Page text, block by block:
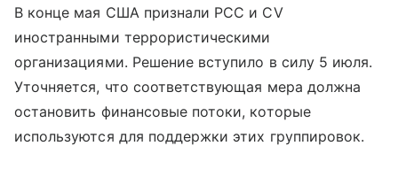
В конце мая США признали PCC и CV
иностранными террористическими
организациями. Решение вступило в силу 5 июля.
Уточняется, что соответствующая мера должна
остановить финансовые потоки, которые
используются для поддержки этих группировок.